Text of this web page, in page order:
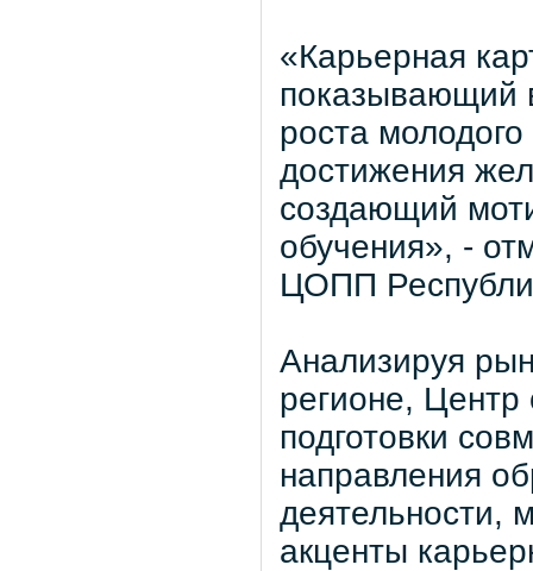
«Карьерная
показывающий
роста
достижения
создающий
обучения», -
ЦОПП
Анализируя
регионе,
подготовки
направления
деятельности,
акценты